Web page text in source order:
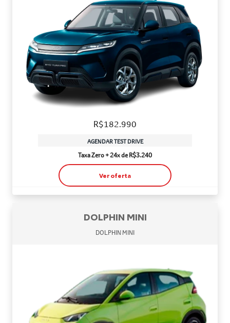
R$182.990
AGENDAR TEST DRIVE
Taxa Zero + 24x de R$3.240
Ver oferta
DOLPHIN MINI
DOLPHIN MINI